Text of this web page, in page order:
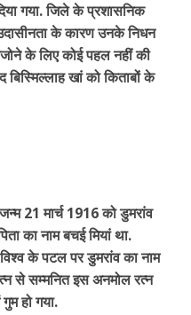
गया. जिले के प्रशासनिक
के कारण उनके निधन
के लिए कोई पहल नहीं की
खां को किताबों के
21 मार्च 1916 को डुमरांव
का नाम बचई मियां था.
के पटल पर डुमरांव का नाम
से सम्मनित इस अनमोल रत्न
हो गया.